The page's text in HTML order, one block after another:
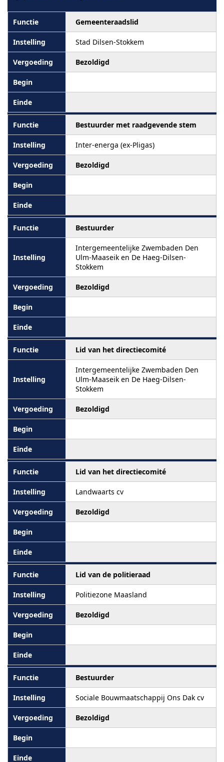
Gemeenteraadslid
Stad Dilsen-Stokkem
Bezoldigd
Bestuurder met raadgevende stem
Inter-energa (ex-Pligas)
Bezoldigd
Bestuurder
Intergemeentelijke Zwembaden Den
Ulm-Maaseik en De Haeg-Dilsen-
Stokkem
Bezoldigd
Lid van het directiecomité
Intergemeentelijke Zwembaden Den
Ulm-Maaseik en De Haeg-Dilsen-
Stokkem
Bezoldigd
Lid van het directiecomité
Landwaarts cv
Bezoldigd
Lid van de politieraad
Politiezone Maasland
Bezoldigd
Bestuurder
Sociale Bouwmaatschappij Ons Dak cv
Bezoldigd